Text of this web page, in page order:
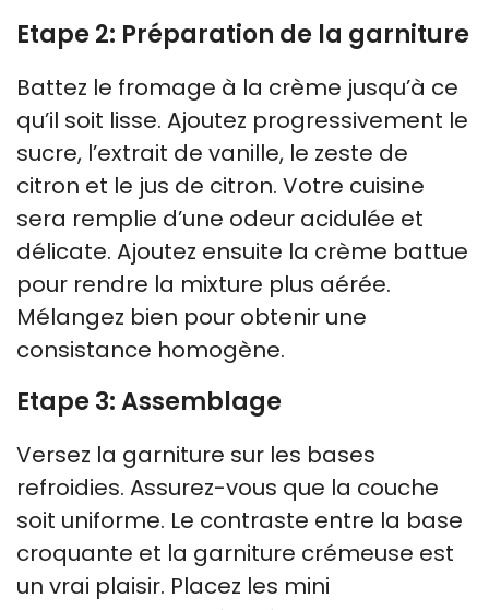
Etape 2: Préparation de la garniture
Battez le fromage à la crème jusqu’à ce
qu’il soit lisse. Ajoutez progressivement le
sucre, l’extrait de vanille, le zeste de
citron et le jus de citron. Votre cuisine
sera remplie d’une odeur acidulée et
délicate. Ajoutez ensuite la crème battue
pour rendre la mixture plus aérée.
Mélangez bien pour obtenir une
consistance homogène.
Etape 3: Assemblage
Versez la garniture sur les bases
refroidies. Assurez-vous que la couche
soit uniforme. Le contraste entre la base
croquante et la garniture crémeuse est
un vrai plaisir. Placez les mini